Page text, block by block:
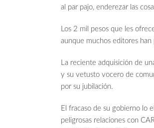
al par pajo, enderezar las
Los 2 mil pesos que les
aunque muchos editores
La reciente adquisición de
y su vetusto vocero de
por su jubilación.
El fracaso de su gobierno lo
peligrosas relaciones con